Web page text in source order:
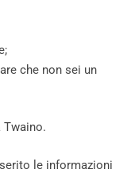
che non sei un
Twaino.
le informazioni